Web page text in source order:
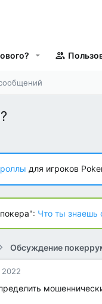
для игроков
Что ты знаешь
Обсуждение